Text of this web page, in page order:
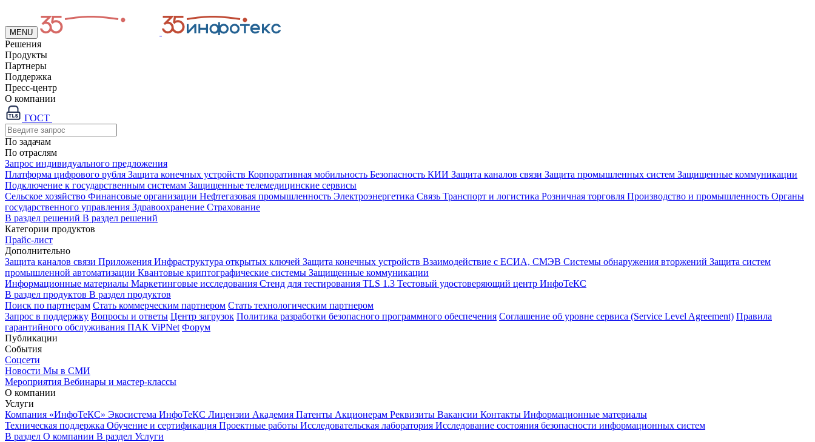
MENU
Решения
Продукты
Партнеры
Поддержка
Пресс-центр
О компании
ГОСТ
По задачам
По отраслям
Запрос индивидуального предложения
Платформа цифрового рубля Защита конечных устройств Корпоративная мобильность Безопасность КИИ Защита каналов связи Защита промышленных систем Защищенные коммуникации
Подключение к государственным системам Защищенные телемедицинские сервисы
Сельское хозяйство Финансовые организации Нефтегазовая промышленность Электроэнергетика Связь Транспорт и логистика Розничная торговля Производство и промышленность Органы
государственного управления Здравоохранение Страхование
В раздел решений В раздел решений
Категории продуктов
Прайс-лист
Дополнительно
Защита каналов связи Приложения Инфраструктура открытых ключей Защита конечных устройств Взаимодействие с ЕСИА, СМЭВ Системы обнаружения вторжений Защита систем
промышленной автоматизации Квантовые криптографические системы Защищенные коммуникации
Информационные материалы Маркетинговые исследования Стенд для тестирования TLS 1.3 Тестовый удостоверяющий центр ИнфоТеКС
В раздел продуктов В раздел продуктов
Поиск по партнерам Стать коммерческим партнером Стать технологическим партнером
Запрос в поддержку Вопросы и ответы Центр загрузок Политика разработки безопасного программного обеспечения Соглашение об уровне сервиса (Service Level Agreement) Правила
гарантийного обслуживания ПАК ViPNet Форум
Публикации
События
Соцсети
Новости Мы в СМИ
Мероприятия Вебинары и мастер-классы
О компании
Услуги
Компания «ИнфоТеКС» Экосистема ИнфоТеКС Лицензии Академия Патенты Акционерам Реквизиты Вакансии Контакты Информационные материалы
Техническая поддержка Обучение и сертификация Проектные работы Исследовательская лаборатория Исследование состояния безопасности информационных систем
В раздел О компании В раздел Услуги